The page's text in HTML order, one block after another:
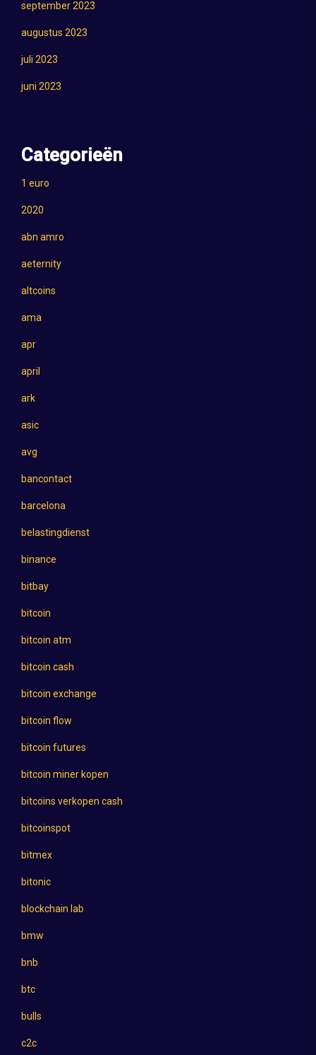
september 2023
augustus 2023
juli 2023
juni 2023
Categorieën
1 euro
2020
abn amro
aeternity
altcoins
ama
apr
april
ark
asic
avg
bancontact
barcelona
belastingdienst
binance
bitbay
bitcoin
bitcoin atm
bitcoin cash
bitcoin exchange
bitcoin flow
bitcoin futures
bitcoin miner kopen
bitcoins verkopen cash
bitcoinspot
bitmex
bitonic
blockchain lab
bmw
bnb
btc
bulls
c2c